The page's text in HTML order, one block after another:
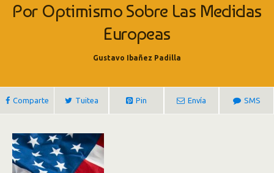
Por Optimismo Sobre Las Medidas
Europeas
Gustavo Ibañez Padilla
Comparte Tuitea Pin Envía SMS